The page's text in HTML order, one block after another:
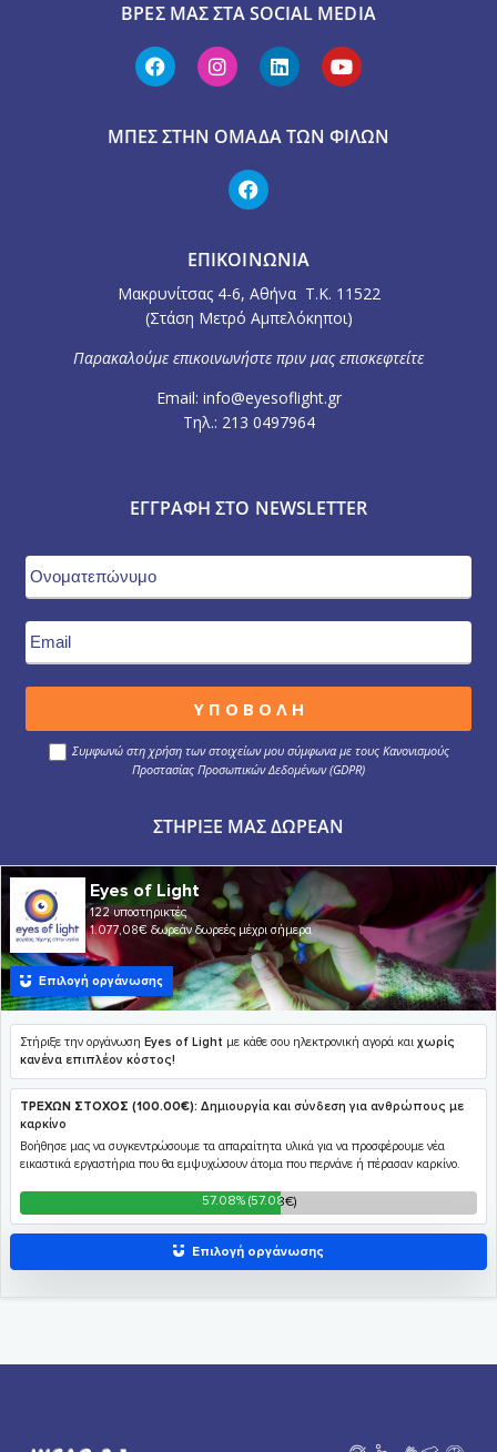
ΒΡΕΣ ΜΑΣ ΣΤΑ SOCIAL MEDIA
ΜΠΕΣ ΣΤΗΝ ΟΜΆΔΑ ΤΩΝ ΦΊΛΩΝ
ΕΠΙΚΟΙΝΩΝΙΑ
Μακρυνίτσας 4-6, Αθήνα Τ.Κ. 11522
(Στάση Μετρό Αμπελόκηποι)
Παρακαλούμε επικοινωνήστε πριν μας επισκεφτείτε
Email: info@eyesoflight.gr
Τηλ.: 213 0497964
ΕΓΓΡΑΦΉ ΣΤΟ NEWSLETTER
Συμφωνώ στη χρήση των στοιχείων μου σύμφωνα με τους Κανονισμούς
Προστασίας Προσωπικών Δεδομένων (GDPR)
ΣΤΉΡΙΞΕ ΜΑΣ ΔΩΡΕΆΝ